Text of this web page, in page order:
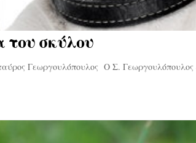
του σκύλου
Γεωργουλόπουλος Ο Σ. Γεωργουλόπουλος